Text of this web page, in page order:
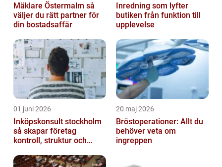
Mäklare Östermalm så
väljer du rätt partner för
din bostadsaffär
Inredning som lyfter
butiken från funktion till
upplevelse
01 juni 2026
Inköpskonsult stockholm
så skapar företag
kontroll, struktur och
20 maj 2026
Bröstoperationer: Allt du
behöver veta om
ingreppen